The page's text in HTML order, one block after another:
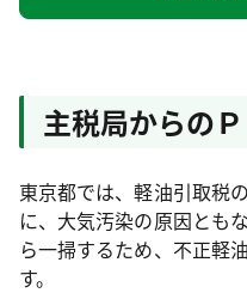
主税局からの
東京都では、軽油引取税
に、大気汚染の原因とも
ら一掃するため、不正軽
す。